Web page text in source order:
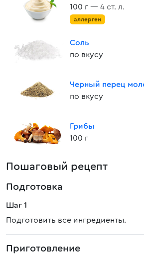
100 г — 4 ст. л.
аллерген
Соль
по вкусу
Черный перец
по вкусу
Грибы
100 г
Пошаговый рецепт
Подготовка
Шаг 1
Подготовить все ингредиенты.
Приготовление